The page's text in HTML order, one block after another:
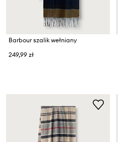
Barbour szalik wełniany
249,99 zł